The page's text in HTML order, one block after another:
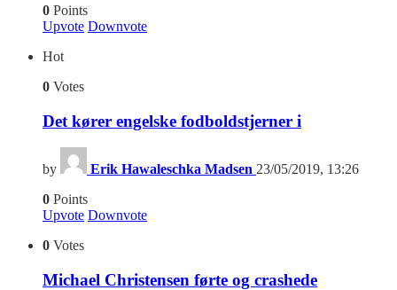
0 Points
Upvote Downvote
Hot
0 Votes
Det kører engelske fodboldstjerner i
by Erik Hawaleschka Madsen 23/05/2019, 13:26
0 Points
Upvote Downvote
0 Votes
Michael Christensen førte og crashede